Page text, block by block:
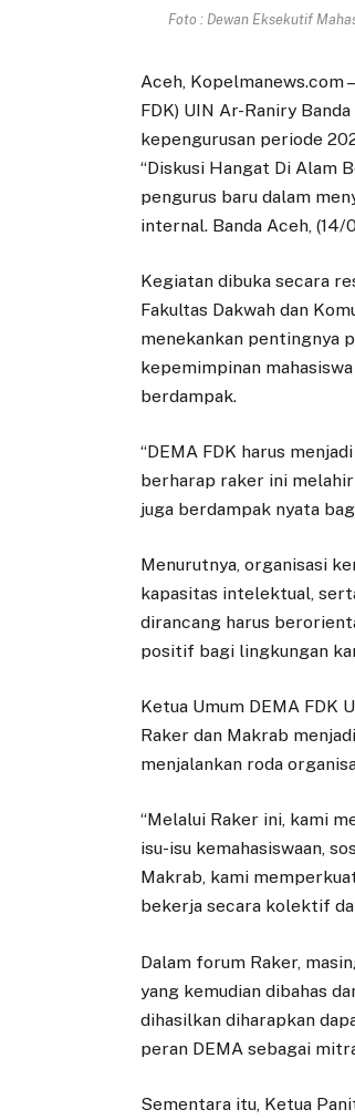
Foto : Dewan Eksekutif
Aceh, Kopelmanews.com
FDK) UIN Ar-Raniry
kepengurusan periode
“Diskusi Hangat Di Alam
pengurus baru dalam
internal. Banda Aceh, (14/
Kegiatan dibuka secara
Fakultas Dakwah dan
menekankan pentingnya
kepemimpinan
berdampak.
“DEMA FDK harus
berharap raker ini
juga berdampak nyata
Menurutnya, organisasi
kapasitas intelektual,
dirancang harus
positif bagi lingkungan
Ketua Umum DEMA FDK
Raker dan Makrab
menjalankan roda
“Melalui Raker ini, kami
isu-isu kemahasiswaan,
Makrab, kami
bekerja secara kolektif
Dalam forum Raker,
yang kemudian dibahas
dihasilkan diharapkan
peran DEMA sebagai
Sementara itu, Ketua